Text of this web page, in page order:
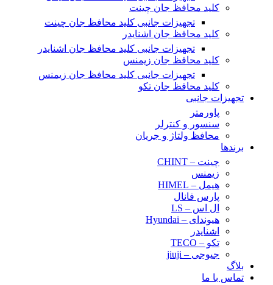
کلید محافظ جان چینت
تجهیزات جانبی کلید محافظ جان چینت
کلید محافظ جان اشنایدر
تجهیزات جانبی کلید محافظ جان اشنایدر
کلید محافظ جان زیمنس
تجهیزات جانبی کلید محافظ جان زیمنس
کلید محافظ جان تکو
تجهیزات جانبی
پاورمتر
سنسور و کنترلر
محافظ ولتاژ و‌ جریان
برندها
چینت – CHINT
زیمنس
هیمل – HIMEL
پارس فانال
ال اس – LS
هیوندای – Hyundai
اشنایدر
تکو – TECO
جیوجی – jiuji
بلاگ
تماس با ما